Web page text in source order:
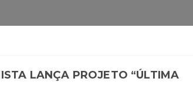
LANÇA PROJETO “ÚLTIMA